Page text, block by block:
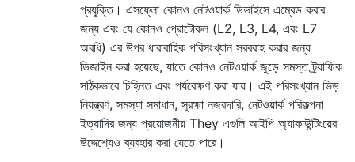
প্রযুক্তি। এসফ্লো কোনও নেটওয়ার্ক ডিভাইসে এম্বেড করার
জন্য এবং যে কোনও প্রোটোকল (L2, L3, L4, এবং L7
অবধি) এর উপর ধারাবাহিক পরিসংখ্যান সরবরাহ করার জন্য
ডিজাইন করা হয়েছে, যাতে কোনও নেটওয়ার্ক জুড়ে সমস্ত ট্র্যাফিক
সঠিকভাবে চিহ্নিত এবং পর্যবেক্ষণ করা যায়। এই পরিসংখ্যান ভিড়
নিয়ন্ত্রণ, সমস্যা সমাধান, সুরক্ষা নজরদারি, নেটওয়ার্ক পরিকল্পনা
ইত্যাদির জন্য প্রয়োজনীয় They এগুলি আইপি অ্যাকাউন্টিংয়ের
উদ্দেশ্যেও ব্যবহার করা যেতে পারে।